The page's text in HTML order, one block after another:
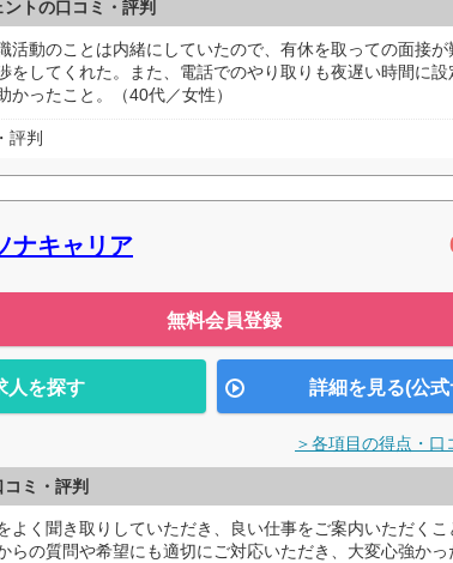
トの口コミ・評判
活動のことは内緒にしていたので、有休を取っての面接が
をしてくれた。また、電話でのやり取りも夜遅い時間に
かったこと。（40代／女性）
評判
ナキャリア
無料会員登録
人を探す 詳細を見る(公
＞各項目の得点・口
ミ・評判
よく聞き取りしていただき、良い仕事をご案内いただくこ
らの質問や希望にも適切にご対応いただき、大変心強か